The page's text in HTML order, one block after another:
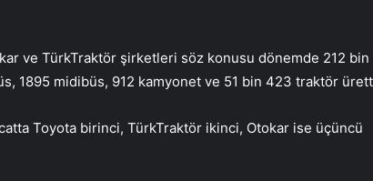
ve TürkTraktör şirketleri söz konusu dönemde 212 bin
1895 midibüs, 912 kamyonet ve 51 bin 423 traktör
Toyota birinci, TürkTraktör ikinci, Otokar ise üçüncü